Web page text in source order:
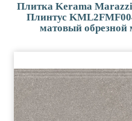
Плитка Kerama
Плинтус
матовый обрезной